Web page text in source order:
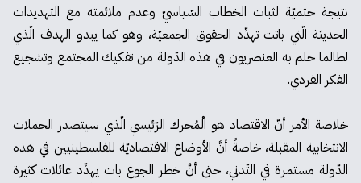
نتيجة حتميّة لثبات الخطاب السّياسيّ وعدم ملائمته مع التهديدات
الحديثة الّتي باتت تهدِّد الحقوق الجمعيّة، وهو كما يبدو الهدف الّذي
لطالما حلم به العنصريون في هذه الدّولة من تفكيك المجتمع وتشجيع
الفكر الفردي.
خلاصة الأمر أنّ الاقتصاد هو الْمُحرك الرّئيسي الّذي سيتصدر الحملات
الانتخابية المقبلة، خاصةً أنَّ الأوضاع الاقتصاديّة للفلسطينيين في هذه
الدّولة مستمرة في التّدني، حتى أنَّ خطر الجوع بات يهدِّد عائلات كثيرة